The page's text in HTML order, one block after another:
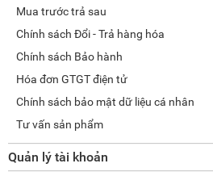
Mua trước trả sau
Chính sách Đổi - Trả hàng hóa
Chính sách Bảo hành
Hóa đơn GTGT điện tử
Chính sách bảo mật dữ liệu cá nhân
Tư vấn sản phẩm
Quản lý tài khoản